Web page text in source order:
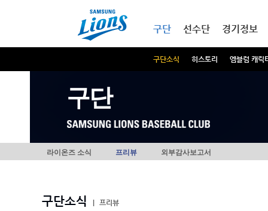
구단
구단소식 히스토리 엠블럼 캐릭
선수단 경기정보
구단
라이온즈 소식 프리뷰 외부감사보고서
구단소식
프리뷰